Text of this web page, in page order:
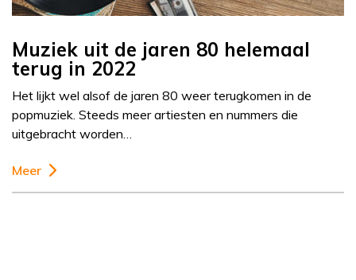
Muziek uit de jaren 80 helemaal
terug in 2022
Het lijkt wel alsof de jaren 80 weer terugkomen in de
popmuziek. Steeds meer artiesten en nummers die
uitgebracht worden…
Meer